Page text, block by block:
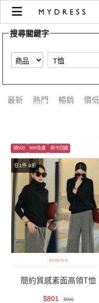
【T恤】搜尋結果 |
搜尋關鍵字
最新 熱門 暢銷 價低
任1件 9折
領500 999免運 刷卡回饋
evaviva
簡約質感素面高領T恤
$801 $890